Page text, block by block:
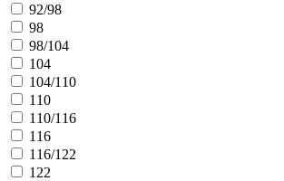
92/98
98
98/104
104
104/110
110
110/116
116
116/122
122